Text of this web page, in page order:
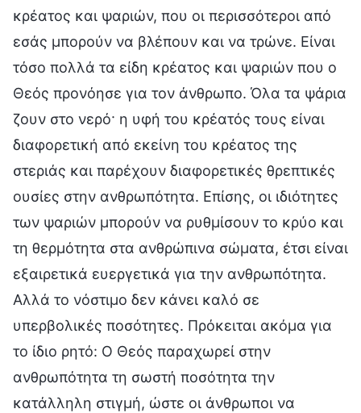
κρέατος και ψαριών, που οι περισσότεροι από
εσάς μπορούν να βλέπουν και να τρώνε. Είναι
τόσο πολλά τα είδη κρέατος και ψαριών που ο
Θεός προνόησε για τον άνθρωπο. Όλα τα ψάρια
ζουν στο νερό· η υφή του κρέατός τους είναι
διαφορετική από εκείνη του κρέατος της
στεριάς και παρέχουν διαφορετικές θρεπτικές
ουσίες στην ανθρωπότητα. Επίσης, οι ιδιότητες
των ψαριών μπορούν να ρυθμίσουν το κρύο και
τη θερμότητα στα ανθρώπινα σώματα, έτσι είναι
εξαιρετικά ευεργετικά για την ανθρωπότητα.
Αλλά το νόστιμο δεν κάνει καλό σε
υπερβολικές ποσότητες. Πρόκειται ακόμα για
το ίδιο ρητό: Ο Θεός παραχωρεί στην
ανθρωπότητα τη σωστή ποσότητα την
κατάλληλη στιγμή, ώστε οι άνθρωποι να